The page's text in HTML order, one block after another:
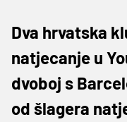
Dva hrvatska
natjecanje u
dvoboj s
od šlagera